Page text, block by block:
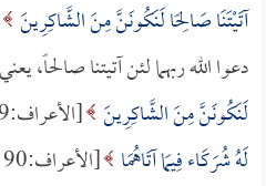
آتَيْتَنَا صَالِحًا لَنَكُونَنَّ مِنَ الشَّاكِرِينَ
دعوا الله ربهما لئن آتيتنا صالحاً،
لَنَكُونَنَّ مِنَ الشَّاكِرِينَ [الأعراف:189]
لَهُ شُرَكَاء فِيمَا آتَاهُمَا